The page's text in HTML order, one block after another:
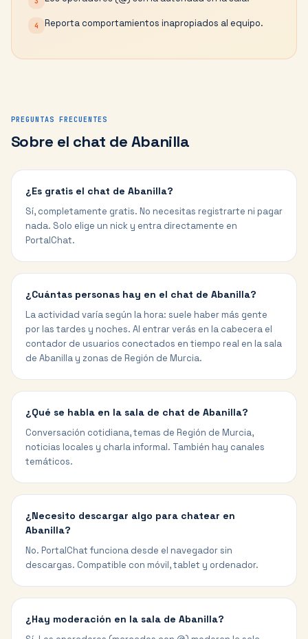
4 Reporta comportamientos inapropiados al equipo.
PREGUNTAS FRECUENTES
Sobre el chat de Abanilla
¿Es gratis el chat de Abanilla?
Sí, completamente gratis. No necesitas registrarte ni pagar
nada. Solo elige un nick y entra directamente en
PortalChat.
¿Cuántas personas hay en el chat de Abanilla?
La actividad varía según la hora: suele haber más gente
por las tardes y noches. Al entrar verás en la cabecera el
contador de usuarios conectados en tiempo real en la sala
de Abanilla y zonas de Región de Murcia.
¿Qué se habla en la sala de chat de Abanilla?
Conversación cotidiana, temas de Región de Murcia,
noticias locales y charla informal. También hay canales
temáticos.
¿Necesito descargar algo para chatear en
Abanilla?
No. PortalChat funciona desde el navegador sin
descargas. Compatible con móvil, tablet y ordenador.
¿Hay moderación en la sala de Abanilla?